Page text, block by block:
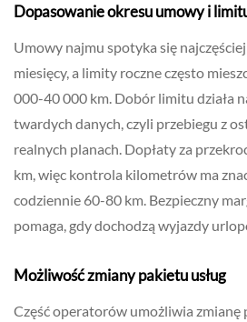
Dopasowanie okresu umowy i
Umowy najmu spotyka się
miesięcy, a limity roczne często
000-40 000 km. Dobór limitu działa
twardych danych, czyli przebiegu z
realnych planach. Dopłaty za
km, więc kontrola kilometrów ma
codziennie 60-80 km. Bezpieczny
pomaga, gdy dochodzą wyjazdy
Możliwość zmiany pakietu usług
Część operatorów umożliwia zmianę